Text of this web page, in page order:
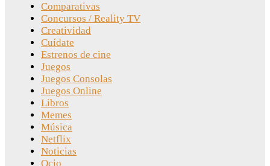
Comparativas
Concursos / Reality TV
Creatividad
Cuídate
Estrenos de cine
Juegos
Juegos Consolas
Juegos Online
Libros
Memes
Música
Netflix
Noticias
Ocio